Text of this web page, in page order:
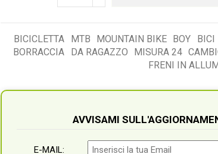
BICICLETTA MTB MOUNTAIN BIKE BOY BICI
BORRACCIA
DA RAGAZZO MISURA 24
FRENI IN
AVVISAMI
E-MAIL: